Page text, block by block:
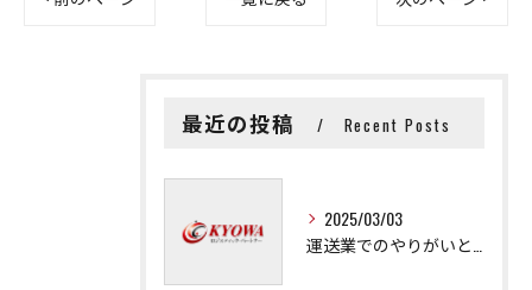
最近の投稿 Recent Posts
2025/03/03